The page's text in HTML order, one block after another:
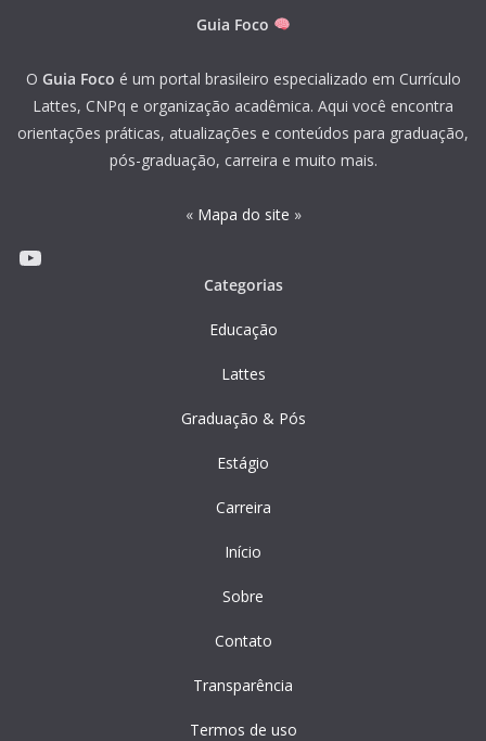
Guia Foco
O Guia Foco é um portal brasileiro especializado em Currículo
Lattes, CNPq e organização acadêmica. Aqui você encontra
orientações práticas, atualizações e conteúdos para graduação,
pós-graduação, carreira e muito mais.
« Mapa do site »
Youtube
Categorias
Educação
Lattes
Graduação & Pós
Estágio
Carreira
Início
Sobre
Contato
Transparência
Termos de uso